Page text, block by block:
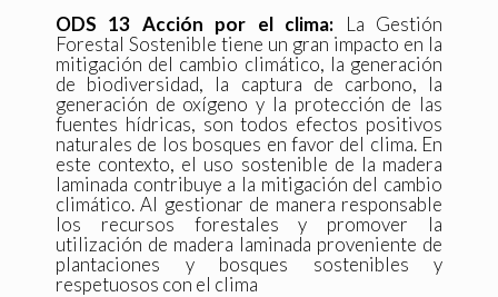
ODS 13 Acción por el clima: La Gestión
Forestal Sostenible tiene un gran impacto en la
mitigación del cambio climático, la generación
de biodiversidad, la captura de carbono, la
generación de oxígeno y la protección de las
fuentes hídricas, son todos efectos positivos
naturales de los bosques en favor del clima. En
este contexto, el uso sostenible de la madera
laminada contribuye a la mitigación del cambio
climático. Al gestionar de manera responsable
los recursos forestales y promover la
utilización de madera laminada proveniente de
plantaciones y bosques sostenibles y
respetuosos con el clima